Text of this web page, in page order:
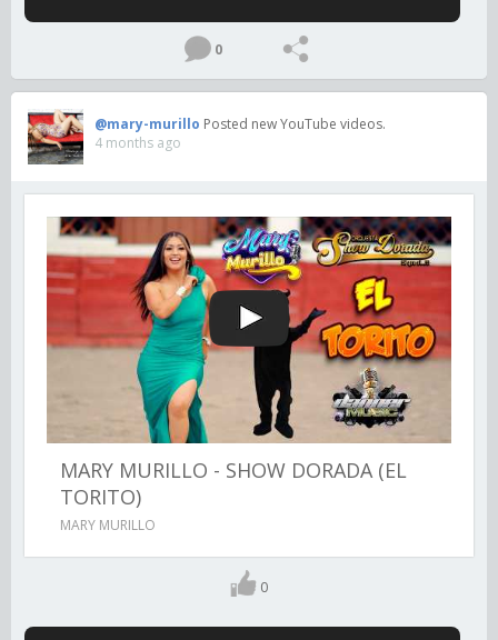
0
@mary-murillo Posted new YouTube videos.
4 months ago
MARY MURILLO - SHOW DORADA (EL
TORITO)
MARY MURILLO
0